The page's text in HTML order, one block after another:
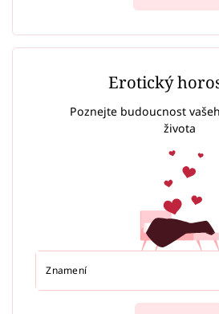
Erotický
Poznejte budoucnost
života